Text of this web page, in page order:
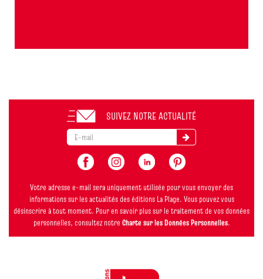
SUIVEZ NOTRE ACTUALITÉ
Votre adresse e-mail sera uniquement utilisée pour vous envoyer des
informations sur les actualités des éditions La Plage. Vous pouvez vous
désinscrire à tout moment. Pour en savoir plus sur le traitement de vos données
personnelles, consultez notre Charte sur les Données Personnelles.